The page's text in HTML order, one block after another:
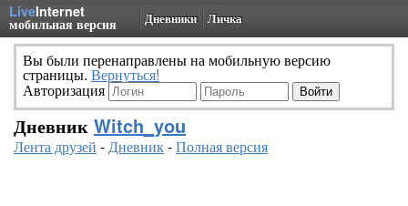
LiveInternet
мобильная версия Дневники Личка
Вы были перенаправлены на мобильную версию
страницы. Вернуться!
Авторизация
Дневник Witch_you
Лента друзей -Дневник-Полная версия